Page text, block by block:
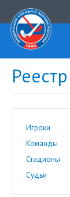
Реестр
Игроки
Команды
Стадионы
Судьи